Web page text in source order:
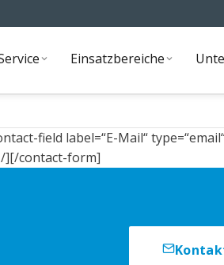
Einsatzbereiche
field label=“E-Mail“
/][/contact-form]